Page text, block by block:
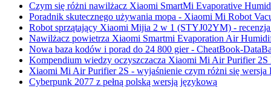
Czym się różni nawilżacz Xiaomi SmartMi Evaporative
Poradnik skutecznego używania mopa - Xiaomi Mi Robot
Robot sprzątający Xiaomi Mijia 2 w 1 (STYJ02YM) -
Nawilżacz powietrza Xiaomi Smartmi Evaporation Air
Nowa baza kodów i porad do 24 800 gier - CheatBook-
Kompendium wiedzy oczyszczacza Xiaomi Mi Air Purifier
Xiaomi Mi Air Purifier 2S - wyjaśnienie czym różni się wersja
Cyberpunk 2077 z pełną polską wersją językową